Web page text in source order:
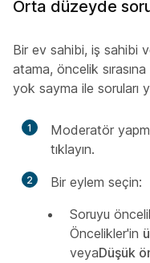
Orta düzeyde
Bir ev sahibi, iş sahibi
atama, öncelik
yok sayma ile soruları
1
Moderatör
tıklayın.
2
Bir eylem seçin:
Soruyu
Öncelikler'in
veyaDüşük